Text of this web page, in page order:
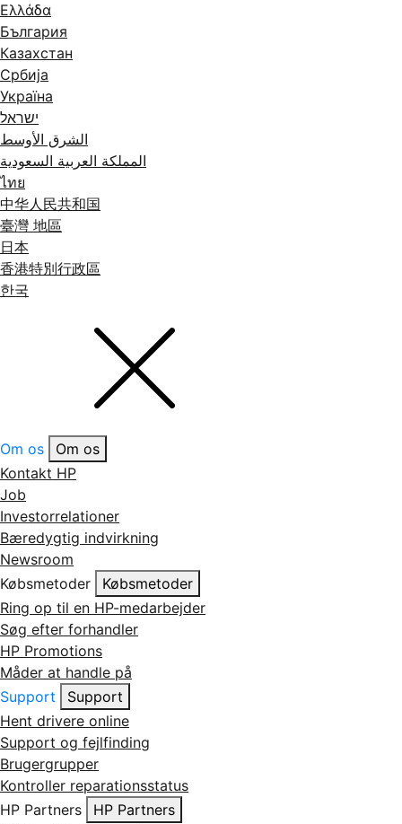
Ελλάδα
България
Казахстан
Србија
Україна
ישראל
الشرق الأوسط
المملكة العربية السعودية
ไทย
中华人民共和国
臺灣 地區
日本
香港特別行政區
한국
Om os
Om os
Kontakt HP
Job
Investorrelationer
Bæredygtig indvirkning
Newsroom
Købsmetoder
Købsmetoder
Ring op til en HP-medarbejder
Søg efter forhandler
HP Promotions
Måder at handle på
Support
Support
Hent drivere online
Support og fejlfinding
Brugergrupper
Kontroller reparationsstatus
HP Partners
HP Partners